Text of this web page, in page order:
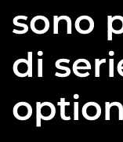
sono
di